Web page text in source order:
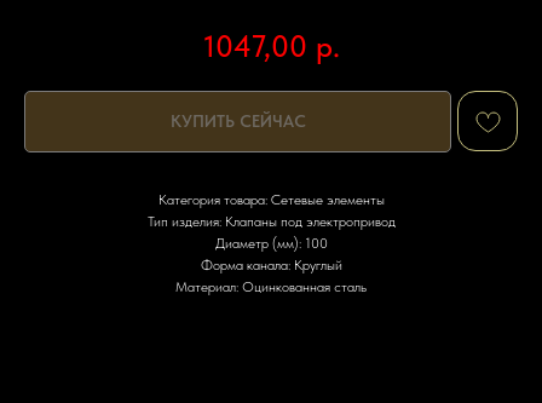
1047,00 р.
КУПИТЬ СЕЙЧАС
Категория товара: Сетевые элементы
Тип изделия: Клапаны под электропривод
Диаметр (мм): 100
Форма канала: Круглый
Материал: Оцинкованная сталь